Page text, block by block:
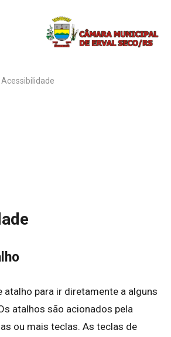
Acessibilidade
atalho para ir diretamente a alguns
atalhos são acionados pela
ou mais teclas. As teclas de